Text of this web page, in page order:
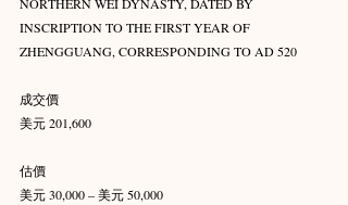
INSCRIPTION TO THE FIRST YEAR OF
ZHENGGUANG, CORRESPONDING TO AD 520
成交價
美元 201,600
估價
美元 30,000 – 美元 50,000